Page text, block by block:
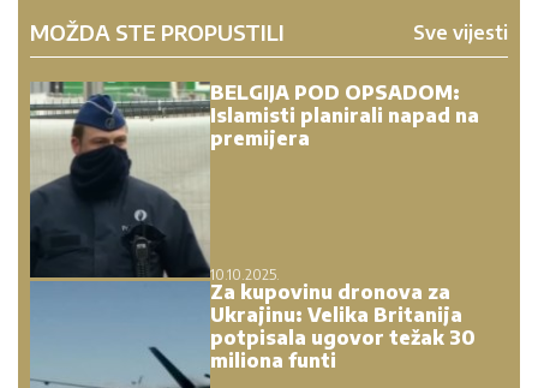
MOŽDA STE PROPUSTILI Sve vijesti
BELGIJA POD OPSADOM:
Islamisti planirali napad na
premijera
10.10.2025.
Za kupovinu dronova za
Ukrajinu: Velika Britanija
potpisala ugovor težak 30
miliona funti